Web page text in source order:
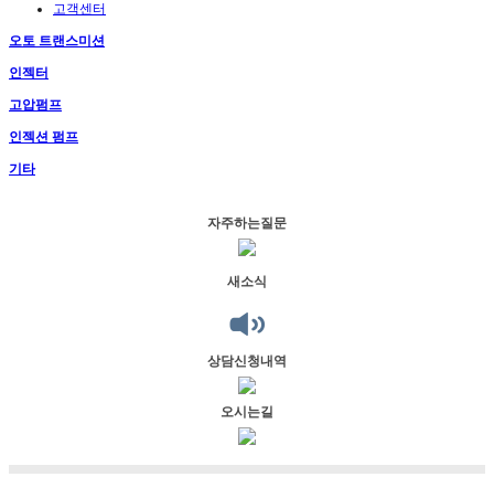
고객센터
오토 트랜스미션
인젝터
고압펌프
인젝션 펌프
기타
자주하는질문
새소식
상담신청내역
오시는길